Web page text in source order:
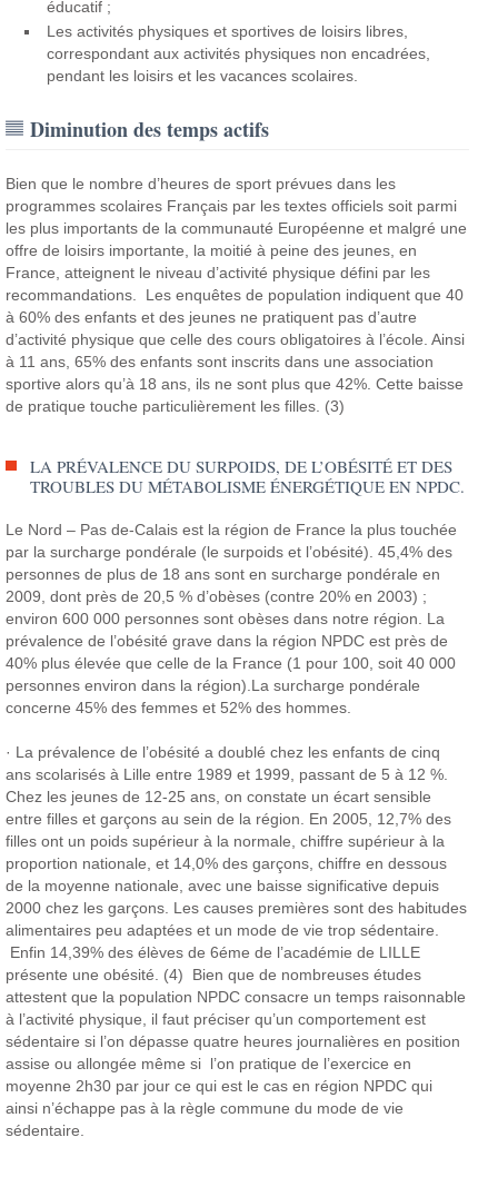
éducatif ;
Les activités physiques et sportives de loisirs libres,
correspondant aux activités physiques non encadrées,
pendant les loisirs et les vacances scolaires.
Diminution des temps actifs
Bien que le nombre d’heures de sport prévues dans les
programmes scolaires Français par les textes officiels soit parmi
les plus importants de la communauté Européenne et malgré une
offre de loisirs importante, la moitié à peine des jeunes, en
France, atteignent le niveau d’activité physique défini par les
recommandations. Les enquêtes de population indiquent que 40
à 60% des enfants et des jeunes ne pratiquent pas d’autre
d’activité physique que celle des cours obligatoires à l’école. Ainsi
à 11 ans, 65% des enfants sont inscrits dans une association
sportive alors qu’à 18 ans, ils ne sont plus que 42%. Cette baisse
de pratique touche particulièrement les filles. (3)
LA PRÉVALENCE DU SURPOIDS, DE L’OBÉSITÉ ET DES
TROUBLES DU MÉTABOLISME ÉNERGÉTIQUE EN NPDC.
Le Nord – Pas de-Calais est la région de France la plus touchée
par la surcharge pondérale (le surpoids et l’obésité). 45,4% des
personnes de plus de 18 ans sont en surcharge pondérale en
2009, dont près de 20,5 % d’obèses (contre 20% en 2003) ;
environ 600 000 personnes sont obèses dans notre région. La
prévalence de l’obésité grave dans la région NPDC est près de
40% plus élevée que celle de la France (1 pour 100, soit 40 000
personnes environ dans la région).La surcharge pondérale
concerne 45% des femmes et 52% des hommes.
· La prévalence de l’obésité a doublé chez les enfants de cinq
ans scolarisés à Lille entre 1989 et 1999, passant de 5 à 12 %.
Chez les jeunes de 12-25 ans, on constate un écart sensible
entre filles et garçons au sein de la région. En 2005, 12,7% des
filles ont un poids supérieur à la normale, chiffre supérieur à la
proportion nationale, et 14,0% des garçons, chiffre en dessous
de la moyenne nationale, avec une baisse significative depuis
2000 chez les garçons. Les causes premières sont des habitudes
alimentaires peu adaptées et un mode de vie trop sédentaire.
Enfin 14,39% des élèves de 6éme de l’académie de LILLE
présente une obésité. (4) Bien que de nombreuses études
attestent que la population NPDC consacre un temps raisonnable
à l’activité physique, il faut préciser qu’un comportement est
sédentaire si l’on dépasse quatre heures journalières en position
assise ou allongée même si l’on pratique de l’exercice en
moyenne 2h30 par jour ce qui est le cas en région NPDC qui
ainsi n’échappe pas à la règle commune du mode de vie
sédentaire.